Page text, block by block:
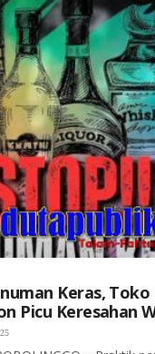
Keras,
Picu Keresahan